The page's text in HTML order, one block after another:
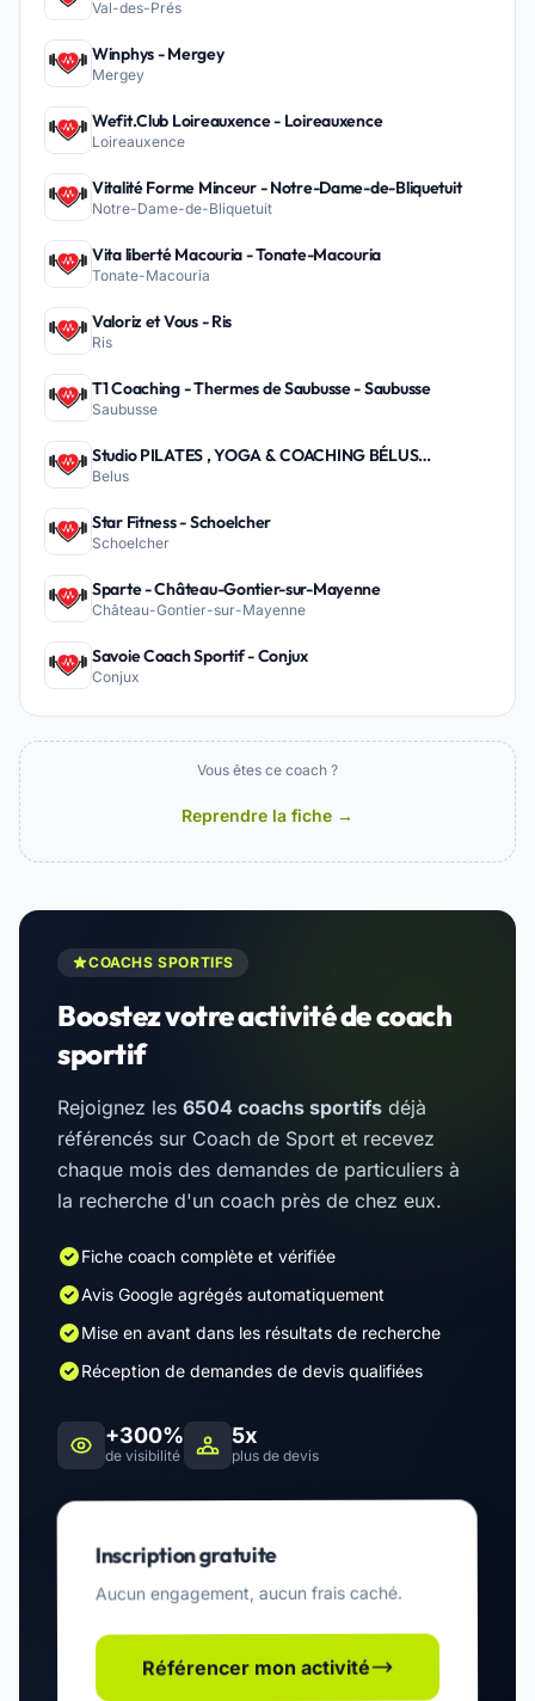
Val-des-Prés
Winphys - Mergey
Mergey
Wefit.Club Loireauxence - Loireauxence
Loireauxence
Vitalité Forme Minceur - Notre-Dame-de-Bliquetuit
Notre-Dame-de-Bliquetuit
Vita liberté Macouria - Tonate-Macouria
Tonate-Macouria
Valoriz et Vous - Ris
Ris
T1 Coaching - Thermes de Saubusse - Saubusse
Saubusse
Studio PILATES , YOGA & COACHING BÉLUS
PEYREHORADE - Belus
Belus
Star Fitness - Schoelcher
Schoelcher
Sparte - Château-Gontier-sur-Mayenne
Château-Gontier-sur-Mayenne
Savoie Coach Sportif - Conjux
Conjux
Vous êtes ce coach ?
Reprendre la fiche →
COACHS SPORTIFS
Boostez votre activité de coach
sportif
Rejoignez les 6504 coachs sportifs déjà
référencés sur Coach de Sport et recevez
chaque mois des demandes de particuliers à
la recherche d'un coach près de chez eux.
Fiche coach complète et vérifiée
Avis Google agrégés automatiquement
Mise en avant dans les résultats de recherche
Réception de demandes de devis qualifiées
+300%
de visibilité
5x
plus de devis
Inscription gratuite
Aucun engagement, aucun frais caché.
Référencer mon activité